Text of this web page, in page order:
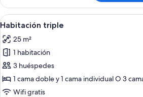
junior
(Deluxe
|
Use)
Abrir
todas
las
fotos
de
Habitación
triple
5
Habitación triple
25 m²
1 habitación
3 huéspedes
1 cama doble y 1 cama individual O 3
Wifi gratis